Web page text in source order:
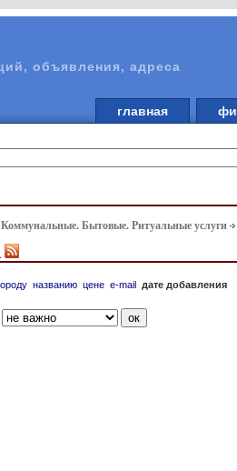
объявления, адреса
главная
Коммунальные. Бытовые. Ритуальные услуги
названию цене e-mail дате добавления